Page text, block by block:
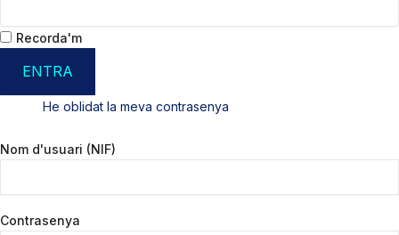
Recorda'm
ENTRA
He oblidat la meva contrasenya
Nom d'usuari (NIF)
Contrasenya